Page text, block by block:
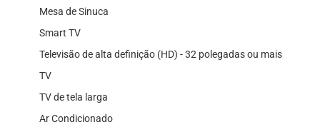
Mesa de Sinuca
Smart TV
Televisão de alta definição (HD) - 32 polegadas ou mais
TV
TV de tela larga
Ar Condicionado